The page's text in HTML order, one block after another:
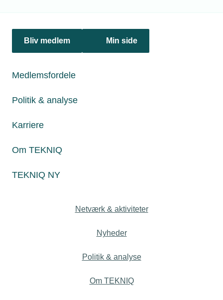
Bliv medlem Min side
Medlemsfordele
Politik & analyse
Karriere
Om TEKNIQ
TEKNIQ NY
02. oktober 2023
Varmepumpepuljen åbnede d. 12. september, og der er
Netværk & aktiviteter
Nyheder
Politik & analyse
Om TEKNIQ